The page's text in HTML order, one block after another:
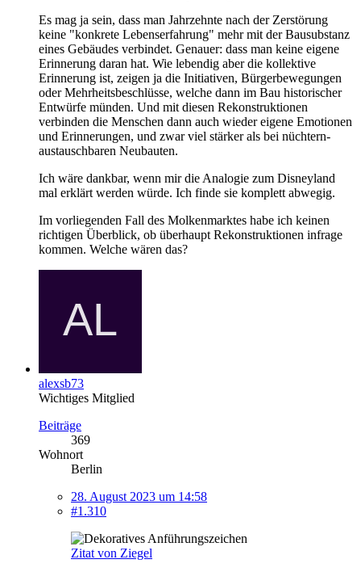
Es mag ja sein, dass man Jahrzehnte nach der Zerstörung
keine "konkrete Lebenserfahrung" mehr mit der Bausubstanz
eines Gebäudes verbindet. Genauer: dass man keine eigene
Erinnerung daran hat. Wie lebendig aber die kollektive
Erinnerung ist, zeigen ja die Initiativen, Bürgerbewegungen
oder Mehrheitsbeschlüsse, welche dann im Bau historischer
Entwürfe münden. Und mit diesen Rekonstruktionen
verbinden die Menschen dann auch wieder eigene Emotionen
und Erinnerungen, und zwar viel stärker als bei nüchtern-
austauschbaren Neubauten.
Ich wäre dankbar, wenn mir die Analogie zum Disneyland
mal erklärt werden würde. Ich finde sie komplett abwegig.
Im vorliegenden Fall des Molkenmarktes habe ich keinen
richtigen Überblick, ob überhaupt Rekonstruktionen infrage
kommen. Welche wären das?
alexsb73
Wichtiges Mitglied
Beiträge
369
Wohnort
Berlin
28. August 2023 um 14:58
#1.310
Zitat von Ziegel